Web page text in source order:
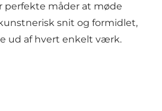
perfekte måder at møde
snit og formidlet,
ud af hvert enkelt værk.